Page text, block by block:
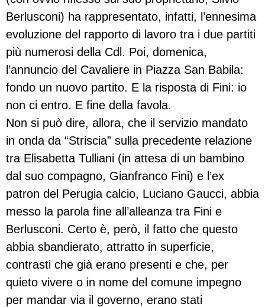
Berlusconi) ha rappresentato, infatti, l’ennesima
evoluzione del rapporto di lavoro tra i due partiti
più numerosi della Cdl. Poi, domenica,
l’annuncio del Cavaliere in Piazza San Babila:
fondo un nuovo partito. E la risposta di Fini: io
non ci entro. E fine della favola.
Non si può dire, allora, che il servizio mandato
in onda da “Striscia” sulla precedente relazione
tra Elisabetta Tulliani (in attesa di un bambino
dal suo compagno, Gianfranco Fini) e l’ex
patron del Perugia calcio, Luciano Gaucci, abbia
messo la parola fine all’alleanza tra Fini e
Berlusconi. Certo è, però, il fatto che questo
abbia sbandierato, attratto in superficie,
contrasti che già erano presenti e che, per
quieto vivere o in nome del comune impegno
per mandar via il governo, erano stati